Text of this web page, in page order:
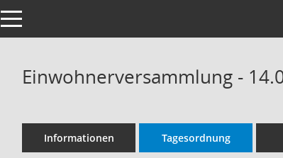
Toggle navigation
Einwohnerversammlung -
Informationen Tagesordnung